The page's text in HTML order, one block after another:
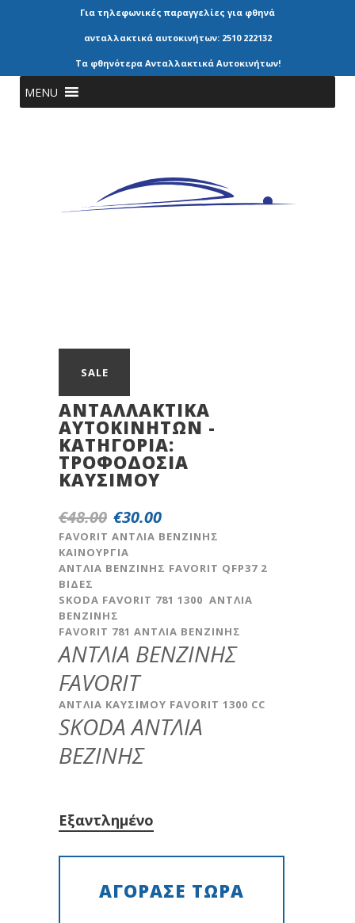
Για τηλεφωνικές παραγγελίες για φθηνά
ανταλλακτικά αυτοκινήτων: 2510 222132
Τα φθηνότερα Ανταλλακτικά Αυτοκινήτων!
MENU
SALE
ΑΝΤΑΛΛΑΚΤΙΚΆ
ΑΥΤΟΚΙΝΉΤΩΝ -
ΚΑΤΗΓΟΡΊΑ:
TPOΦOΔOΣIA
KAYΣIMOY
€48.00 Original
price
was:
€48.00.
€30.00Η
τρέχουσα
είναι:
FAVORIT ΑΝΤΛΙΑ ΒΕΝΖΙΝΗΣ
ΚΑΙΝΟΥΡΓΙΑ
ΑΝΤΛΙΑ ΒΕΝΖΙΝΗΣ FAVORIT QFP37 2
ΒΙΔΕΣ
SKODA FAVORIT 781 1300 AΝΤΛΙΑ
ΒΕΝΖΙΝΗΣ
FAVORIT 781 ΑΝΤΛΙΑ ΒΕΝΖΙΝΗΣ
ANTΛΙΑ ΒΕΝΖΙΝΗΣ
FAVORIT
ΑΝΤΛΙΑ ΚΑΥΣΙΜΟΥ FAVORIT 1300 CC
SKODA AΝΤΛΙΑ
ΒΕΖΙΝΗΣ
Εξαντλημένο